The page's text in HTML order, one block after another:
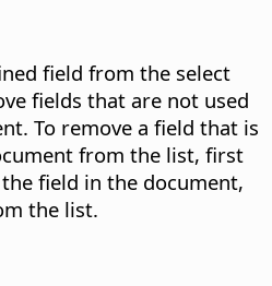
field from the select
fields that are not used
To remove a field that is
from the list, first
field in the document,
the list.